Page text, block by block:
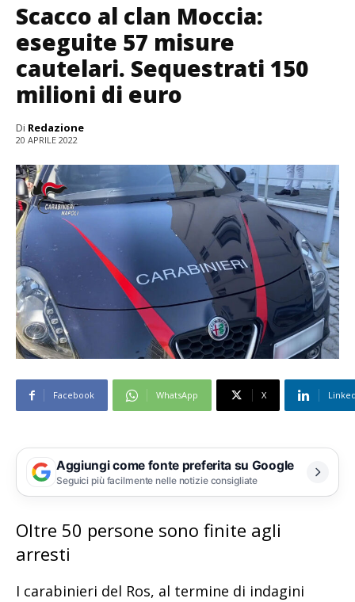
Scacco al clan Moccia:
eseguite 57 misure
cautelari. Sequestrati 150
milioni di euro
Di Redazione
20 APRILE 2022
Facebook WhatsApp X
Aggiungi come fonte preferita su Google
Seguici più facilmente nelle notizie consigliate
Oltre 50 persone sono finite agli
arresti
I carabinieri del Ros, al termine di indagini